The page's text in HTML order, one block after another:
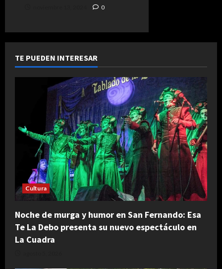
0
TE PUEDEN INTERESAR
Cultura
Noche de murga y humor en San Fernando: Esa
Te La Debo presenta su nuevo espectáculo en
La Cuadra